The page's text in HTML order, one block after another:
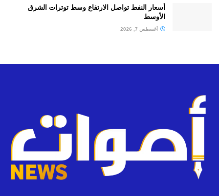
أسعار النفط تواصل الارتفاع وسط توترات الشرق
الأوسط
أغسطس 7, 2026